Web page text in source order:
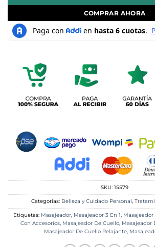
COMPRAR AHORA
SKU: 15579
Categorías: Belleza y Cuidado Personal,
Etiquetas: Masajeador, Masajeador 3 En 1,
Con Accesorios, Masajeador De Cuello, Masajeador
Masajeador De Cuello Relajante,